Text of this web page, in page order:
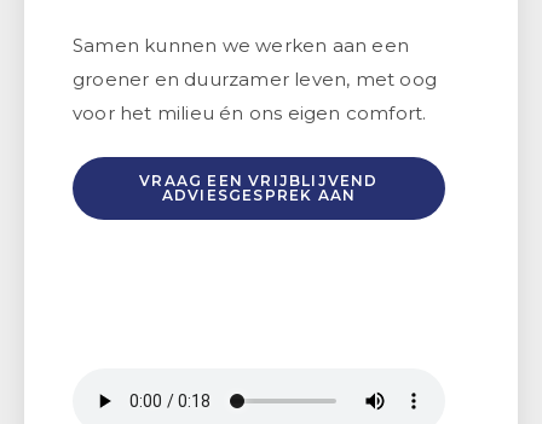
Samen kunnen we werken aan een
groener en duurzamer leven, met oog
voor het milieu én ons eigen comfort.
VRAAG EEN VRIJBLIJVEND
ADVIESGESPREK AAN